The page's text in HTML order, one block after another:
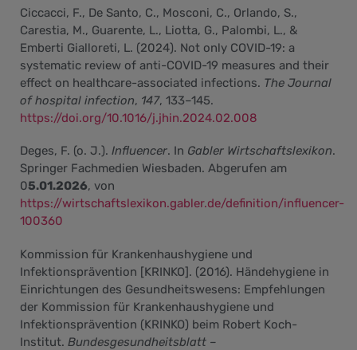
Ciccacci, F., De Santo, C., Mosconi, C., Orlando, S.,
Carestia, M., Guarente, L., Liotta, G., Palombi, L., &
Emberti Gialloreti, L. (2024). Not only COVID-19: a
systematic review of anti-COVID-19 measures and their
effect on healthcare-associated infections. The Journal
of hospital infection, 147, 133–145.
https://doi.org/10.1016/j.jhin.2024.02.008
Deges, F. (o. J.). Influencer. In Gabler Wirtschaftslexikon.
Springer Fachmedien Wiesbaden. Abgerufen am
05.01.2026, von
https://wirtschaftslexikon.gabler.de/definition/influencer-
100360
Kommission für Krankenhaushygiene und
Infektionsprävention [KRINKO]. (2016). Händehygiene in
Einrichtungen des Gesundheitswesens: Empfehlungen
der Kommission für Krankenhaushygiene und
Infektionsprävention (KRINKO) beim Robert Koch-
Institut. Bundesgesundheitsblatt –